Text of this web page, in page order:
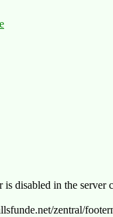
is disabled in the
zentral/